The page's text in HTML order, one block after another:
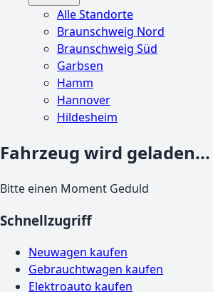
Alle Standorte
Braunschweig Nord
Braunschweig Süd
Garbsen
Hamm
Hannover
Hildesheim
Fahrzeug wird geladen...
Bitte einen Moment Geduld
Schnellzugriff
Neuwagen kaufen
Gebrauchtwagen kaufen
Elektroauto kaufen